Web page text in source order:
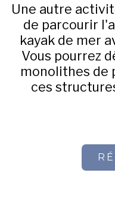
Une autre
de parcourir
kayak de mer
Vous pourrez
monolithes de
ces